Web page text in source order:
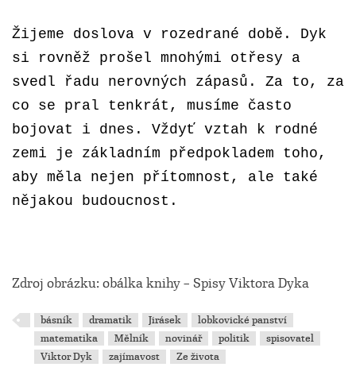
Žijeme doslova v rozedrané době. Dyk
si rovněž prošel mnohými otřesy a
svedl řadu nerovných zápasů. Za to, za
co se pral tenkrát, musíme často
bojovat i dnes. Vždyť vztah k rodné
zemi je základním předpokladem toho,
aby měla nejen přítomnost, ale také
nějakou budoucnost.
Zdroj obrázku: obálka knihy – Spisy Viktora Dyka
básník dramatik Jirásek
lobkovické panství
matematika
Mělník novinář politik
spisovatel
Viktor Dyk
zajímavost Ze života